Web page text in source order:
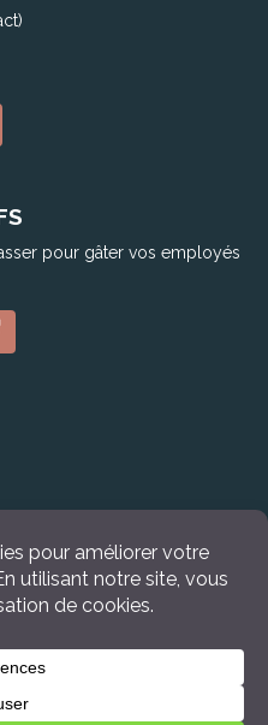
pour gâter vos employés
Québec (2009 - 2026)